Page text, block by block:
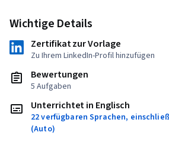
Wichtige Details
Zertifikat zur Vorlage
Zu Ihrem LinkedIn-Profil hinzufügen
Bewertungen
5 Aufgaben
Unterrichtet in Englisch
22 verfügbaren Sprachen,
(Auto)